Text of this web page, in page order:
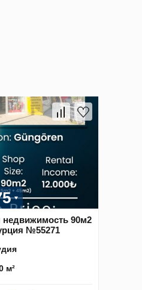
недвижимость 90м2
№55271
м²